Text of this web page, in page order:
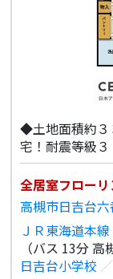
◆土地面積約
宅！耐震等級３
全居室フロー
高槻市日吉台
ＪＲ東海道本
（バス 13分
日吉台小学校 ／